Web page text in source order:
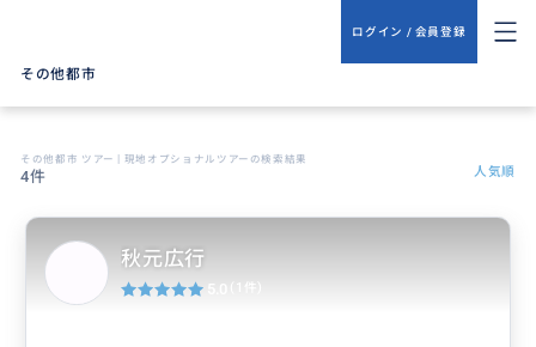
ログイン / 会員登録
その他都市
その他都市 ツアー | 現地オプショナルツアーの検索結果
4件 人気順
秋元広行
5.0 (1件)